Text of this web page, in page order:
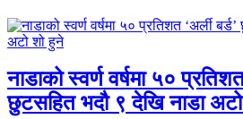
नाडाको स्वर्ण वर्षमा ५० प्रतिशत
छुटसहित भदौ ९ देखि नाडा